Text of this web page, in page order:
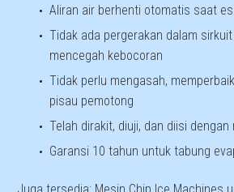
Aliran air berhenti otomatis saat
Tidak ada pergerakan dalam
mencegah kebocoran
Tidak perlu mengasah,
pisau pemotong
Telah dirakit, diuji, dan diisi
Garansi 10 tahun untuk tabung